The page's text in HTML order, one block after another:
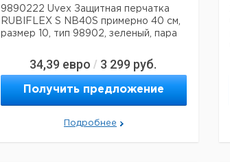
9890222 Uvex Защитная перчатка
RUBIFLEX S NB40S примерно 40 см,
размер 10, тип 98902, зеленый, пара
34,39 евро / 3 299 руб.
Получить предложение
Подробнее